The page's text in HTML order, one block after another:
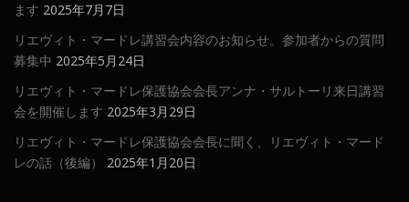
ます 2025年7月7日
リエヴィト・マードレ講習会内容のお知らせ。参加者からの質問
募集中 2025年5月24日
リエヴィト・マードレ保護協会会長アンナ・サルトーリ来日講習
会を開催します 2025年3月29日
リエヴィト・マードレ保護協会会長に聞く、リエヴィト・マード
レの話（後編）
2025年1月20日